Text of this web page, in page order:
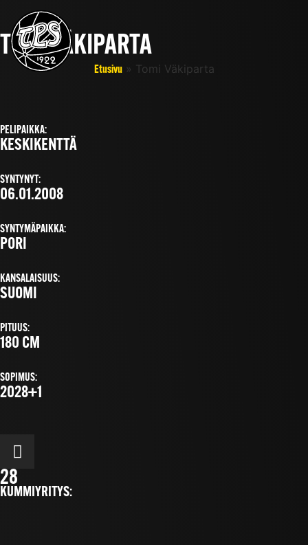
TOMI VÄKIPARTA
Etusivu» Tomi Väkiparta
PELIPAIKKA:
KESKIKENTTÄ
SYNTYNYT:
06.01.2008
SYNTYMÄPAIKKA:
PORI
KANSALAISUUS:
SUOMI
PITUUS:
180 CM
SOPIMUS:
2028+1
28
KUMMIYRITYS: